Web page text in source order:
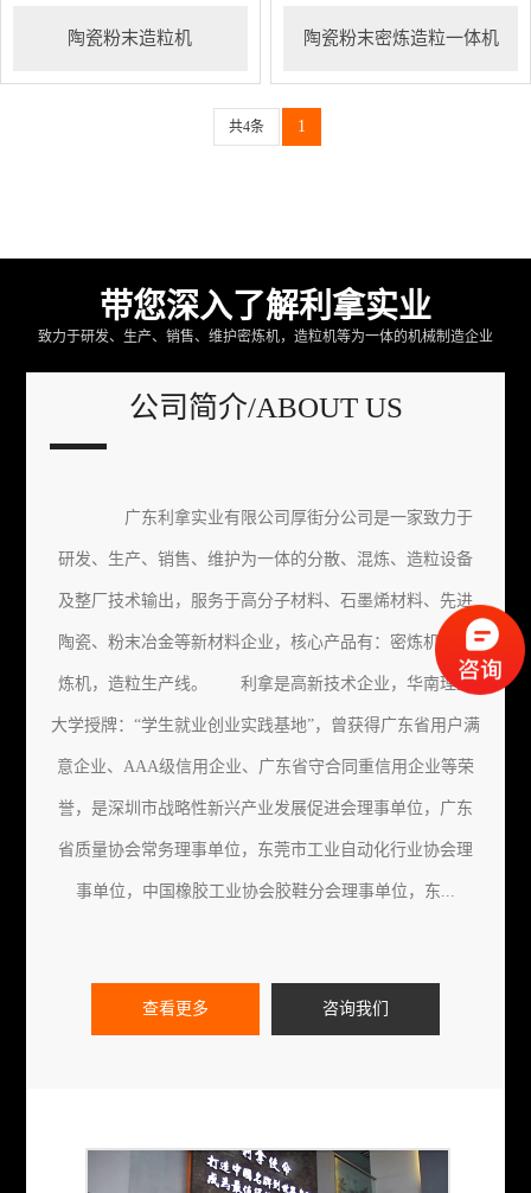
陶瓷粉末造粒机 陶瓷粉末密炼造粒一体机
共4条 1
带您深入了解利拿实业
致力于研发、生产、销售、维护密炼机，造粒机等为一体的机械制造企业
公司简介/ABOUT US
广东利拿实业有限公司厚街分公司是一家致力于
研发、生产、销售、维护为一体的分散、混炼、造粒设备
及整厂技术输出，服务于高分子材料、石墨烯材料、先进
陶瓷、粉末冶金等新材料企业，核心产品有：密炼机，开
炼机，造粒生产线。 利拿是高新技术企业，华南理工
大学授牌：“学生就业创业实践基地”，曾获得广东省用户满
意企业、AAA级信用企业、广东省守合同重信用企业等荣
誉，是深圳市战略性新兴产业发展促进会理事单位，广东
省质量协会常务理事单位，东莞市工业自动化行业协会理
事单位，中国橡胶工业协会胶鞋分会理事单位，东...
查看更多 咨询我们